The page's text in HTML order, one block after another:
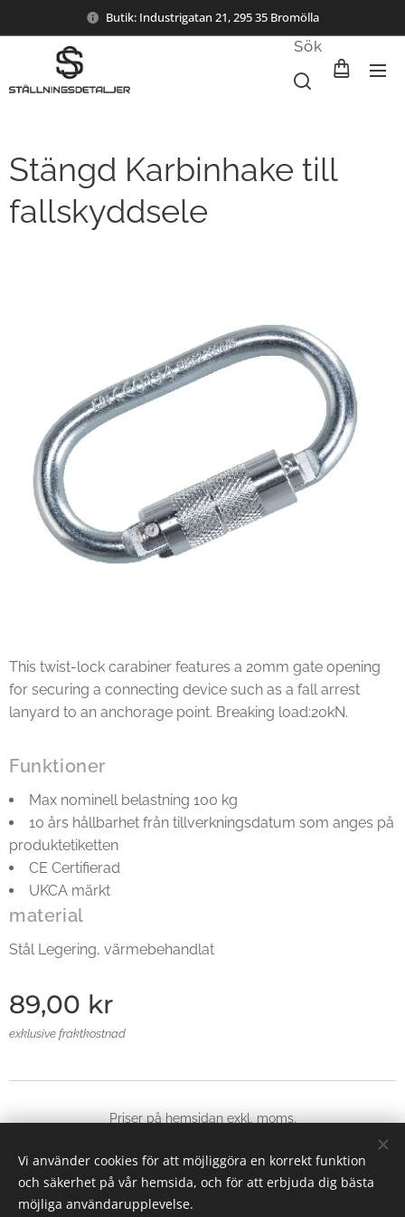
Butik: Industrigatan 21, 295 35 Bromölla
Sök
Stängd Karbinhake till
fallskyddsele
This twist-lock carabiner features a 20mm gate opening
for securing a connecting device such as a fall arrest
lanyard to an anchorage point. Breaking load:20kN.
Funktioner
Max nominell belastning 100 kg
10 års hållbarhet från tillverkningsdatum som anges på
produktetiketten
CE Certifierad
UKCA märkt
material
Stål Legering, värmebehandlat
89,00 kr
exklusive fraktkostnad
Priser på hemsidan exkl, moms.
Webnode
Vi använder cookies för att möjliggöra en korrekt funktion
och säkerhet på vår hemsida, och för att erbjuda dig bästa
möjliga användarupplevelse.